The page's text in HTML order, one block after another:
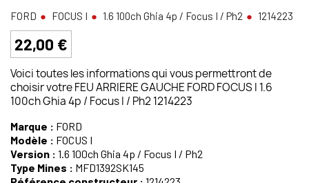
FORD FOCUS I 1.6 100ch Ghia 4p / Focus I / Ph2 1214223
22,00 €
Voici toutes les informations qui vous permettront de
choisir votre FEU ARRIERE GAUCHE FORD FOCUS I 1.6
100ch Ghia 4p / Focus I / Ph2 1214223
Marque : FORD
Modèle : FOCUS I
Version : 1.6 100ch Ghia 4p / Focus I / Ph2
Type Mines : MFD1392SK145